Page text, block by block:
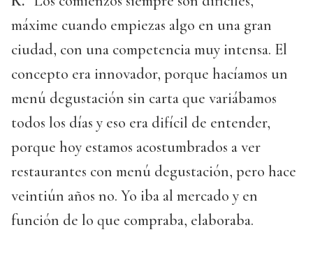
máxime cuando empiezas algo en una gran
ciudad, con una competencia muy intensa. El
concepto era innovador, porque hacíamos un
menú degustación sin carta que variábamos
todos los días y eso era difícil de entender,
porque hoy estamos acostumbrados a ver
restaurantes con menú degustación, pero hace
veintiún años no. Yo iba al mercado y en
función de lo que compraba, elaboraba.